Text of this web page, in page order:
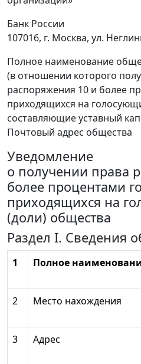
Банк России
107016, г. Москва, ул.
Полное наименование
(в отношении которого
распоряжения 10 и более
приходящихся на
составляющие уставный
Почтовый адрес общества
Уведомление
о получении права
более процентами
приходящихся на
(доли) общества
Раздел I. Сведения
1 Полное
2 Место нахождения
3 Адрес